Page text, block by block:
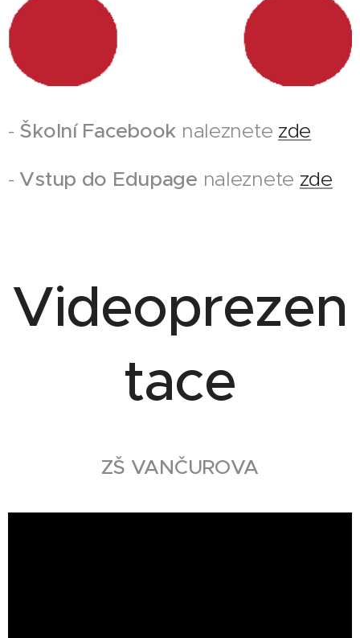
- Školní Facebook naleznete zde
- Vstup do Edupage naleznete zde
Videoprezen
tace
¨ZŠ VANČUROVA